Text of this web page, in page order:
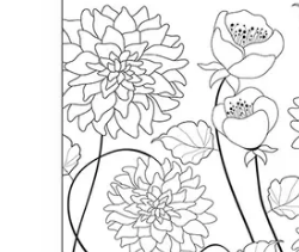
Versátil en casa o en la